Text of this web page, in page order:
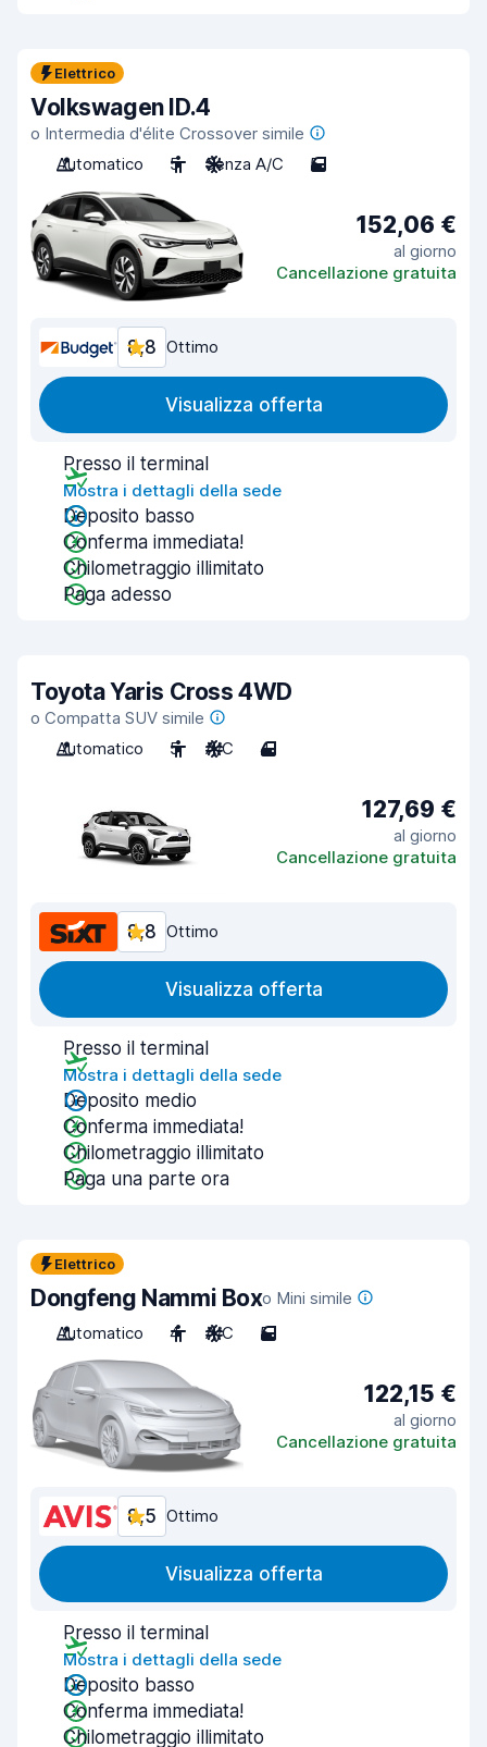
Elettrico
Volkswagen ID.4
o Intermedia d'élite Crossover simile
Automatico
5 Senza A/C 5
152,06 €
al giorno
Cancellazione gratuita
8,8 Ottimo
Visualizza offerta
Presso il terminal
Mostra i dettagli della sede
Deposito basso
Conferma immediata!
Chilometraggio illimitato
Paga adesso
Toyota Yaris Cross 4WD
o Compatta SUV simile
Automatico
5 A/C 4
127,69 €
al giorno
Cancellazione gratuita
8,8 Ottimo
Visualizza offerta
Presso il terminal
Mostra i dettagli della sede
Deposito medio
Conferma immediata!
Chilometraggio illimitato
Paga una parte ora
Elettrico
Dongfeng Nammi Boxo Mini simile
Automatico
4 A/C 5
122,15 €
al giorno
Cancellazione gratuita
8,5 Ottimo
Visualizza offerta
Presso il terminal
Mostra i dettagli della sede
Deposito basso
Conferma immediata!
Chilometraggio illimitato